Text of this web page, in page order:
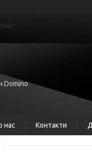
Domino
нас Контакти